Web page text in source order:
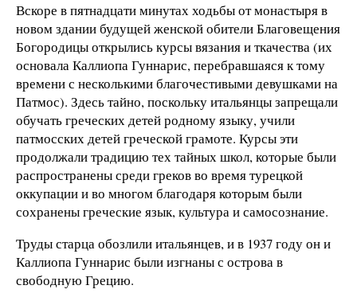
Вскоре в пятнадцати минутах ходьбы от монастыря в
новом здании будущей женской обители Благовещения
Богородицы открылись курсы вязания и ткачества (их
основала Каллиопа Гуннарис, перебравшаяся к тому
времени с несколькими благочестивыми девушками на
Патмос). Здесь тайно, поскольку итальянцы запрещали
обучать греческих детей родному языку, учили
патмосских детей греческой грамоте. Курсы эти
продолжали традицию тех тайных школ, которые были
распространены среди греков во время турецкой
оккупации и во многом благодаря которым были
сохранены греческие язык, культура и самосознание.
Труды старца обозлили итальянцев, и в 1937 году он и
Каллиопа Гуннарис были изгнаны с острова в
свободную Грецию.